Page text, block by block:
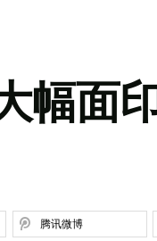
幅面
腾讯微博